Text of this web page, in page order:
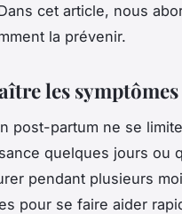
cet article, nous
la prévenir.
les
post-partum ne se
quelques jours ou
pendant plusieurs
pour se faire aider